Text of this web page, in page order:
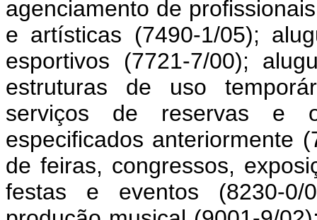
agenciamento de
e artísticas (7490-1/05);
esportivos (7721-7/00);
estruturas de uso
serviços de reservas e
especificados anteriormente
de feiras, congressos,
festas e eventos (8230-0/